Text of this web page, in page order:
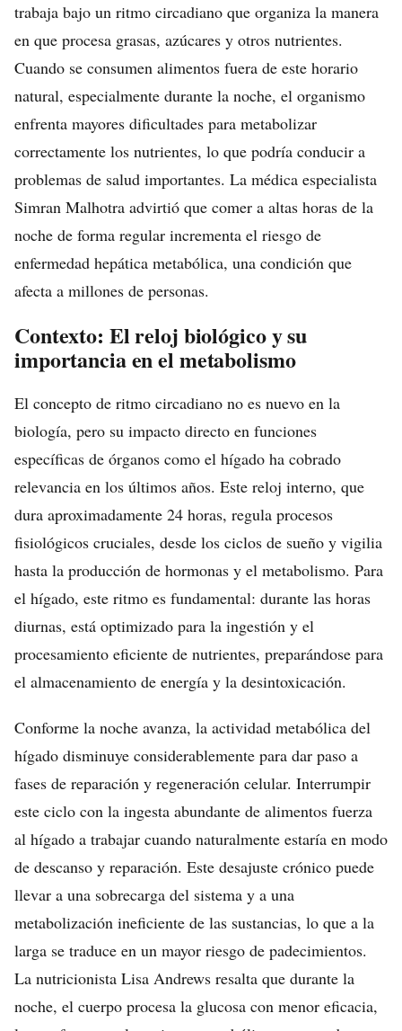
trabaja bajo un ritmo circadiano que organiza la manera
en que procesa grasas, azúcares y otros nutrientes.
Cuando se consumen alimentos fuera de este horario
natural, especialmente durante la noche, el organismo
enfrenta mayores dificultades para metabolizar
correctamente los nutrientes, lo que podría conducir a
problemas de salud importantes. La médica especialista
Simran Malhotra advirtió que comer a altas horas de la
noche de forma regular incrementa el riesgo de
enfermedad hepática metabólica, una condición que
afecta a millones de personas.
Contexto: El reloj biológico y su
importancia en el metabolismo
El concepto de ritmo circadiano no es nuevo en la
biología, pero su impacto directo en funciones
específicas de órganos como el hígado ha cobrado
relevancia en los últimos años. Este reloj interno, que
dura aproximadamente 24 horas, regula procesos
fisiológicos cruciales, desde los ciclos de sueño y vigilia
hasta la producción de hormonas y el metabolismo. Para
el hígado, este ritmo es fundamental: durante las horas
diurnas, está optimizado para la ingestión y el
procesamiento eficiente de nutrientes, preparándose para
el almacenamiento de energía y la desintoxicación.
Conforme la noche avanza, la actividad metabólica del
hígado disminuye considerablemente para dar paso a
fases de reparación y regeneración celular. Interrumpir
este ciclo con la ingesta abundante de alimentos fuerza
al hígado a trabajar cuando naturalmente estaría en modo
de descanso y reparación. Este desajuste crónico puede
llevar a una sobrecarga del sistema y a una
metabolización ineficiente de las sustancias, lo que a la
larga se traduce en un mayor riesgo de padecimientos.
La nutricionista Lisa Andrews resalta que durante la
noche, el cuerpo procesa la glucosa con menor eficacia,